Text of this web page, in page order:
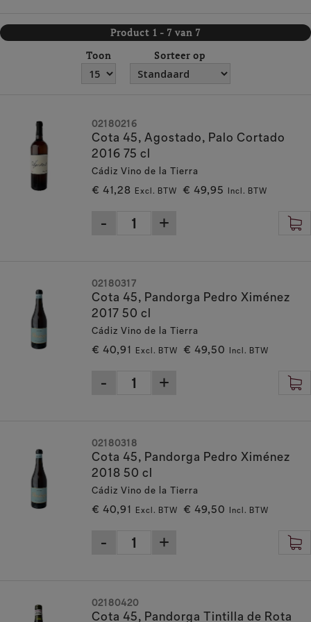
Product 1 - 7 van 7
Toon
Sorteer op
Cota 45, Agostado, Palo Cortado
2016 75 cl
Cádiz Vino de la Tierra
€ 41,28 Excl. BTW € 49,95 Incl. BTW
02180216
Cota 45, Pandorga Pedro Ximénez
2017 50 cl
Cádiz Vino de la Tierra
€ 40,91 Excl. BTW € 49,50 Incl. BTW
02180317
Cota 45, Pandorga Pedro Ximénez
2018 50 cl
Cádiz Vino de la Tierra
€ 40,91 Excl. BTW € 49,50 Incl. BTW
02180318
Cota 45, Pandorga Tintilla de Rota
02180420